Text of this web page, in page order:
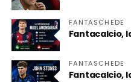
FANTASCHEDE
Fantacalcio,
FANTASCHEDE
Fantacalcio,